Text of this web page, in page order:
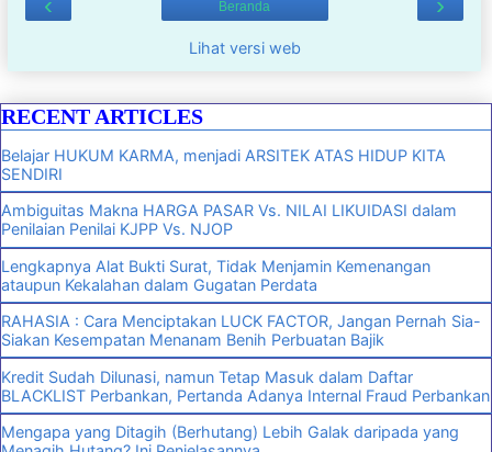
Beranda
Lihat versi web
RECENT ARTICLES
Belajar HUKUM KARMA, menjadi ARSITEK ATAS HIDUP KITA
SENDIRI
Ambiguitas Makna HARGA PASAR Vs. NILAI LIKUIDASI dalam
Penilaian Penilai KJPP Vs. NJOP
Lengkapnya Alat Bukti Surat, Tidak Menjamin Kemenangan
ataupun Kekalahan dalam Gugatan Perdata
RAHASIA : Cara Menciptakan LUCK FACTOR, Jangan Pernah Sia-
Siakan Kesempatan Menanam Benih Perbuatan Bajik
Kredit Sudah Dilunasi, namun Tetap Masuk dalam Daftar
BLACKLIST Perbankan, Pertanda Adanya Internal Fraud Perbankan
Mengapa yang Ditagih (Berhutang) Lebih Galak daripada yang